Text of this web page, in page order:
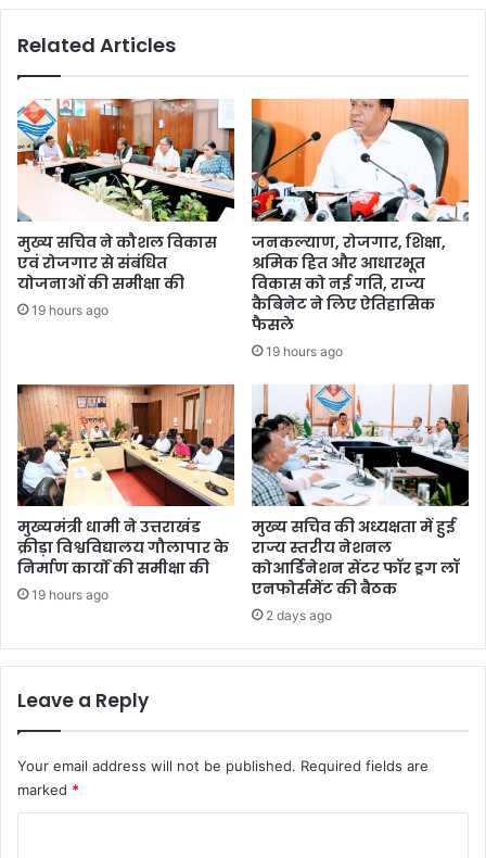
Related Articles
मुख्य सचिव ने कौशल विकास
एवं रोजगार से संबंधित
योजनाओं की समीक्षा की
19 hours ago
जनकल्याण, रोजगार, शिक्षा,
श्रमिक हित और आधारभूत
विकास को नई गति, राज्य
कैबिनेट ने लिए ऐतिहासिक
फैसले
19 hours ago
मुख्यमंत्री धामी ने उत्तराखंड
क्रीड़ा विश्वविद्यालय गौलापार के
निर्माण कार्यों की समीक्षा की
19 hours ago
मुख्य सचिव की अध्यक्षता में हुई
राज्य स्तरीय नेशनल
कोआर्डिनेशन सेंटर फॉर ड्रग लॉ
एनफोर्समेंट की बैठक
2 days ago
Leave a Reply
Your email address will not be published. Required fields are
marked *